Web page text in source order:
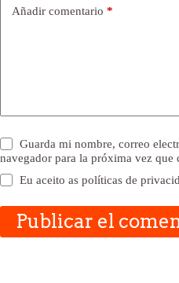
Añadir comentario *
Guarda mi nombre, correo
navegador para la próxima vez que
Eu aceito aspolíticas de
Publicar el